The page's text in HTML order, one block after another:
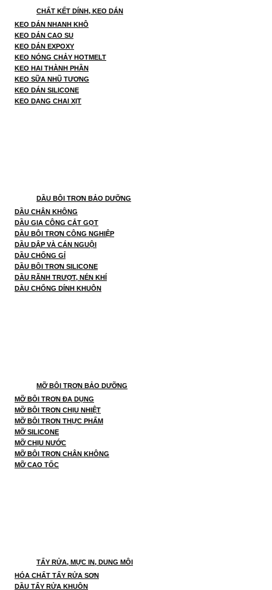
CHẤT KẾT DÍNH, KEO DÁN
KEO DÁN NHANH KHÔ
KEO DÁN CAO SU
KEO DÁN EXPOXY
KEO NÓNG CHẢY HOTMELT
KEO HAI THÀNH PHẦN
KEO SỮA NHŨ TƯƠNG
KEO DÁN SILICONE
KEO DẠNG CHAI XỊT
DẦU BÔI TRƠN BẢO DƯỠNG
DẦU CHÂN KHÔNG
DẦU GIA CÔNG CẮT GỌT
DẦU BÔI TRƠN CÔNG NGHIỆP
DẦU DẬP VÀ CÁN NGUỘI
DẦU CHỐNG GỈ
DẦU BÔI TRƠN SILICONE
DẦU RÃNH TRƯỢT, NÉN KHÍ
DẦU CHỐNG DÍNH KHUÔN
MỠ BÔI TRƠN BẢO DƯỠNG
MỠ BÔI TRƠN ĐA DỤNG
MỠ BÔI TRƠN CHỊU NHIỆT
MỠ BÔI TRƠN THỰC PHẨM
MỠ SILICONE
MỠ CHỊU NƯỚC
MỠ BÔI TRƠN CHÂN KHÔNG
MỠ CAO TỐC
TẨY RỬA, MỰC IN, DUNG MÔI
HÓA CHẤT TẨY RỬA SƠN
DẦU TẨY RỬA KHUÔN